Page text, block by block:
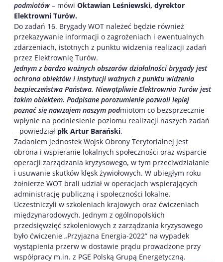
podmiotów – mówi Oktawian Leśniewski, dyrektor
Elektrowni Turów.
Do zadań 16. Brygady WOT należeć będzie również
przekazywanie informacji o zagrożeniach i ewentualnych
zdarzeniach, istotnych z punktu widzenia realizacji zadań
przez Elektrownię Turów.
Jednym z bardzo ważnych obszarów działalności brygady jest
ochrona obiektów i instytucji ważnych z punktu widzenia
bezpieczeństwa Państwa. Niewątpliwie Elektrownia Turów jest
takim obiektem. Podpisane porozumienie pozwoli lepiej
poznać się nawzajem naszym podmiotom co bezsprzecznie
wpłynie na podniesienie poziomu realizacji naszych zadań
– powiedział płk Artur Barański.
Zadaniem jednostek Wojsk Obrony Terytorialnej jest
obrona i wspieranie lokalnych społeczności oraz wsparcie
operacji zarządzania kryzysowego, w tym przeciwdziałanie
i usuwanie skutków klęsk żywiołowych. W ubiegłym roku
żołnierze WOT brali udział w operacjach wspierających
administrację publiczną i społeczności lokalne.
Uczestniczyli w szkoleniach krajowych oraz ćwiczeniach
międzynarodowych. Jednym z ogólnopolskich
przedsięwzięć szkoleniowych z zarządzania kryzysowego
było ćwiczenie „Przyjazna Energia-2022” na wypadek
wystąpienia przerw w dostawie prądu prowadzone przy
współpracy m.in. z PGE Polską Grupą Energetyczną.